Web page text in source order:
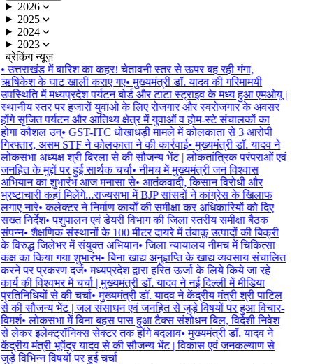
2026
2025
2024
2023
ब्रेकिंग न्यूज़
•उत्तराखंड में बारिश का कहर! चेतावनी स्तर से ऊपर बह रही गंगा,
ऋषिकेश के घाट खाली कराए गए•मुख्यमंत्री डॉ. यादव की गरिमामयी
उपस्थिति में मध्यप्रदेश पर्यटन बोर्ड और टाटा स्ट्राइव के मध्य हुआ एमओयू |
स्थानीय स्तर पर हजारों युवाओ के लिए रोजगार और स्वरोजगार के अवसर
होंगे सृजित पर्यटन और आतिथ्य क्षेत्र में युवाओं व होम-स्टे संचालकों का
होगा कौशल उन्• GST-ITC धोखाधड़ी मामले में कोलकाता से 3 आरोपी
गिरफ्तार, असम STF ने कोलकाता ने की कार्रवाई•मुख्यमंत्री डॉ. यादव ने
लोकसभा अध्यक्ष श्री बिरला से की सौजन्य भेंट | लोकतांत्रिक परंपराओं एवं
जनहित के मुद्दों पर हुई सार्थक चर्चा•नीमच में मुख्यमंत्री जन विश्वास
अभियान का शुभारंभ आज मनासा से• आतंकवादी, किसान विरोधी और
भ्रष्टाचारी कहां मिलेंगे...राज्यसभा में BJP सांसदों ने कांग्रेस के खिलाफ
लगाए नारे•कलेक्टर ने निर्माण कार्यों की समीक्षा कर अधिकारियों को दिए
सख्त निर्देश•पशुपालन एवं डेयरी विभाग की जिला स्तरीय समीक्षा बैठक
संपन्न•शैक्षणिक संस्थानों के 100 मीटर दायरे में तंबाकू उत्पादों की बिक्री
के विरुद्ध जिलेभर में संयुक्त अभियान•जिला न्यायालय नीमच में चिकित्सा
कक्ष का किया गया शुभारंभ•बिना खाद्य अनुज्ञप्ति के खाद्य व्यवसाय संचालित
करने पर प्रकरण दर्ज•मध्यप्रदेश द्वारा हरित ऊर्जा के लिये किये जा रहे
कार्य की विश्वभर में चर्चा | मुख्यमंत्री डॉ. यादव ने नई दिल्ली में मीडिया
प्रतिनिधियों से की चर्चा•मुख्यमंत्री डॉ. यादव ने केंद्रीय मंत्री श्री पाटिल
से की सौजन्य भेंट | जल संसाधन एवं जनहित से जुड़े विषयों पर हुआ विचार-
विमर्श•लोकसभा में बिना बहस पास हुआ टैक्स संशोधन बिल, विदेशी निवेश
से लेकर इलेक्ट्रॉनिक्स सेक्टर तक होंगे बदलाव•मुख्यमंत्री डॉ. यादव ने
केंद्रीय मंत्री भूपेंद्र यादव से की सौजन्य भेंट | विकास एवं जनकल्याण से
जुड़े विभिन्न विषयों पर हुई चर्चा